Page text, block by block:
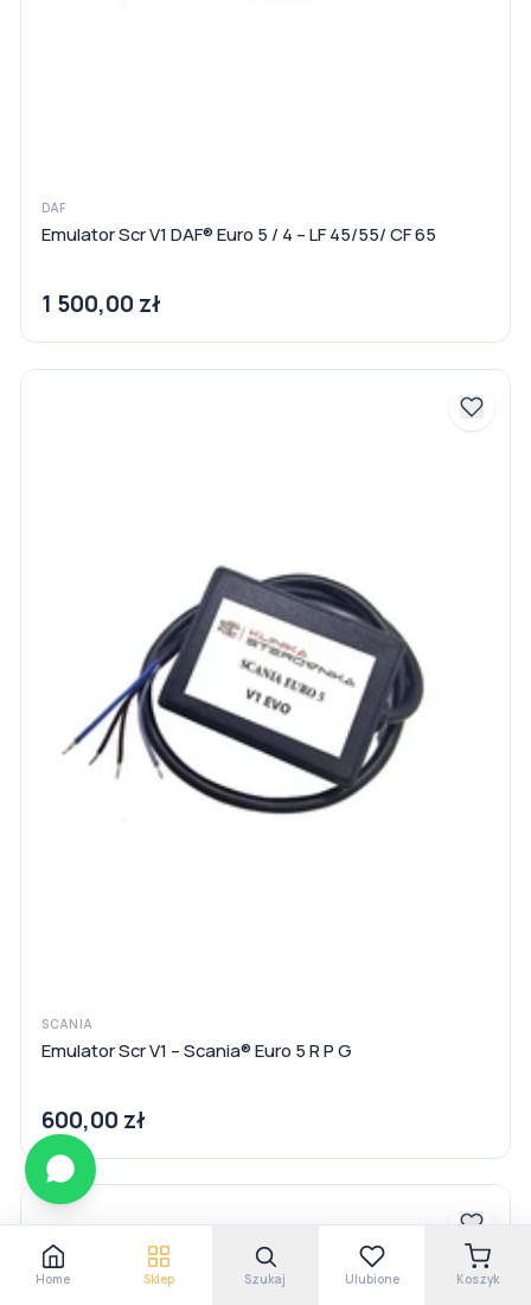
DAF
Emulator Scr V1 DAF® Euro 5 / 4 – LF 45/55/ CF 65
1 500,00 zł
SCANIA
Emulator Scr V1 – Scania® Euro 5 R P G
600,00 zł
Home Sklep Szukaj Ulubione Koszyk